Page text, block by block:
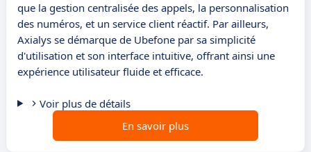
que la gestion centralisée des appels, la personnalisation
des numéros, et un service client réactif. Par ailleurs,
Axialys se démarque de Ubefone par sa simplicité
d'utilisation et son interface intuitive, offrant ainsi une
expérience utilisateur fluide et efficace.
Voir plus de détails
En savoir plus